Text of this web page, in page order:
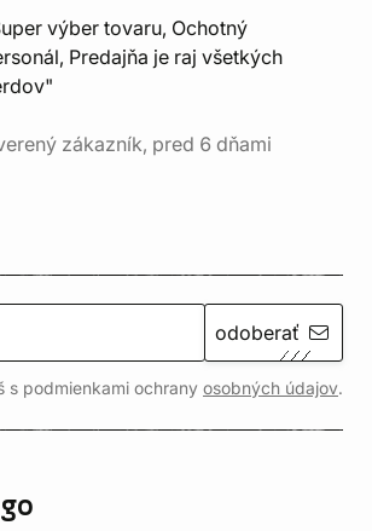
výber tovaru, Ochotný
Predajňa je raj všetkých
zákazník, pred 6 dňami
odoberať
s podmienkami ochrany osobných údajov.